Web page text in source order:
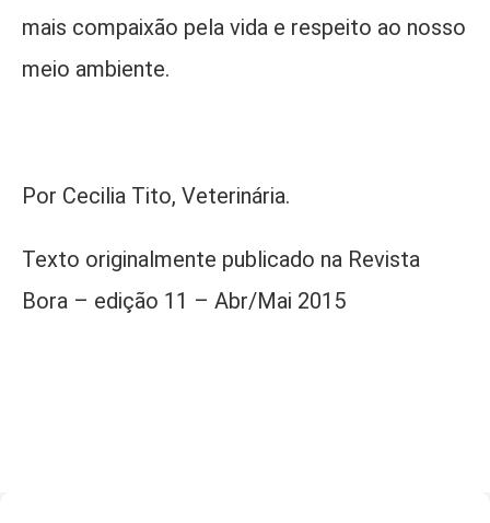
mais compaixão pela vida e respeito ao nosso
meio ambiente.
Por Cecilia Tito, Veterinária.
Texto originalmente publicado na Revista
Bora – edição 11 – Abr/Mai 2015